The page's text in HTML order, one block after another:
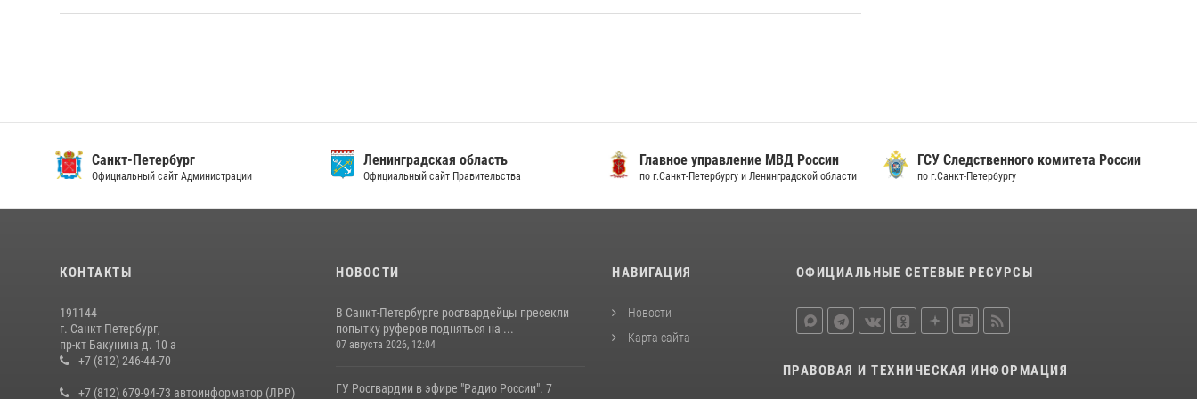
В Ленобласти сотрудники Росгвардии
провели встречу с воспитанниками детского
клуба «Умные каникулы»
16 июля 2026, 10:58 2
Санкт-Петербург
Официальный сайт Администрации
Ленинградская область
Официальный сайт Правительства
Главное управление МВД России
по г.Санкт-Петербургу и Ленинградской области
ГСУ Следственного комитета России
по г.Санкт-Петербургу
КОНТАКТЫ
191144
г. Санкт Петербург,
пр-кт Бакунина д. 10 а
+7 (812) 246-44-70
+7 (812) 679-94-73 автоинформатор (ЛРР)
НОВОСТИ
В Санкт-Петербурге росгвардейцы пресекли
попытку руферов подняться на ...
07 августа 2026, 12:04
ГУ Росгвардии в эфире "Радио России". 7
НАВИГАЦИЯ
Новости
Карта сайта
ОФИЦИАЛЬНЫЕ СЕТЕВЫЕ РЕСУРСЫ
ПРАВОВАЯ И ТЕХНИЧЕСКАЯ ИНФОРМАЦИЯ